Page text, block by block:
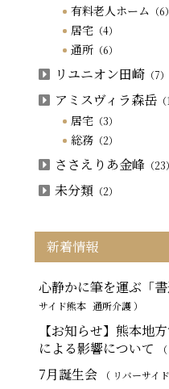
有料老人ホーム （6）
居宅 （4）
通所 （6）
リユニオン田崎 （7）
アミスヴィラ森岳
居宅 （3）
総務 （2）
ささえりあ金峰 （23）
未分類 （2）
新着情報
心静かに筆を運ぶ「書
サイド熊本 通所介護）
【お知らせ】熊本地
による影響について
7月誕生会 （ リバーサイ